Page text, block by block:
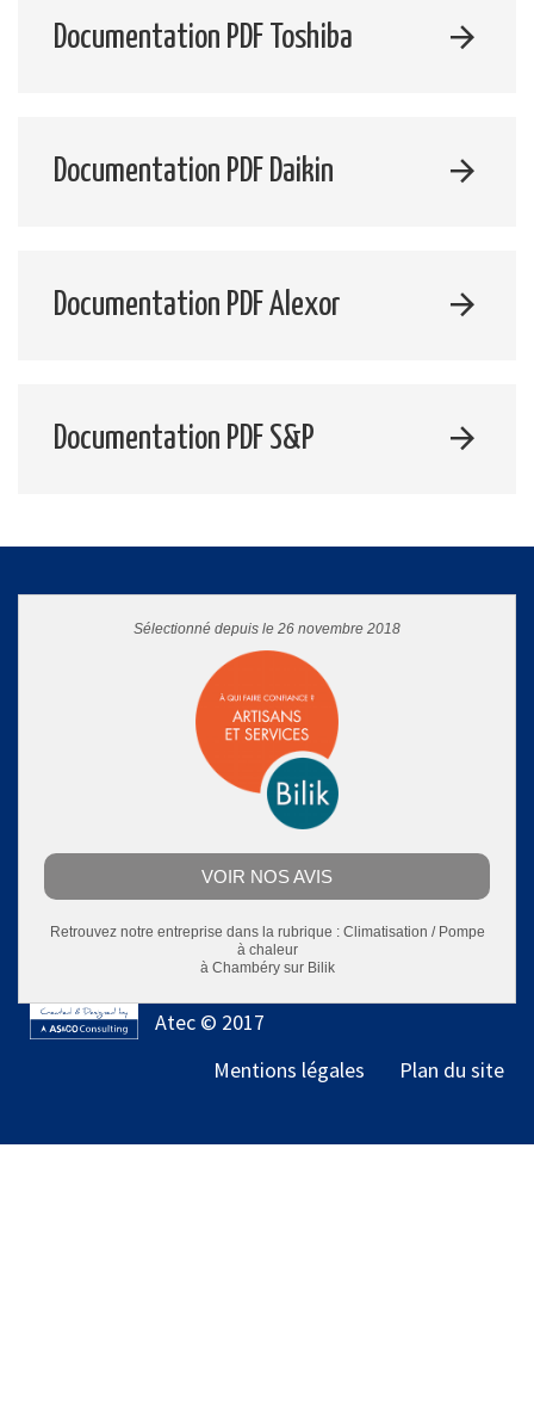
Documentation PDF Toshiba
Documentation PDF Daikin
Documentation PDF Alexor
Documentation PDF S&P
Sélectionné depuis le 26 novembre 2018
VOIR NOS AVIS
Retrouvez notre entreprise dans la rubrique : Climatisation / Pompe
à chaleur
à Chambérysur Bilik
Atec © 2017
Mentions légales
Plan du site